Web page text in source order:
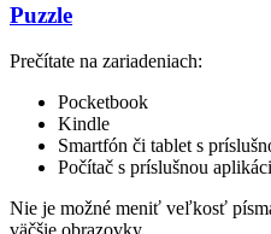
Puzzle
Prečítate na zariadeniach:
Pocketbook
Kindle
Smartfón či tablet s
Počítač s príslušnou
Nie je možné meniť veľkosť